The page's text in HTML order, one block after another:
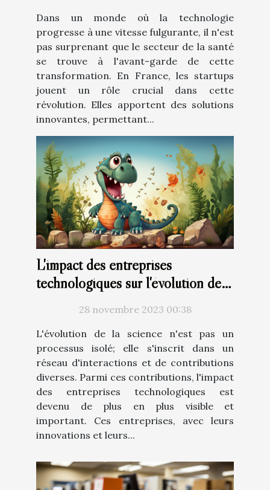
Dans un monde où la technologie
progresse à une vitesse fulgurante, il n'est
pas surprenant que le secteur de la santé
se trouve à l'avant-garde de cette
transformation. En France, les startups
jouent un rôle crucial dans cette
révolution. Elles apportent des solutions
innovantes, permettant...
L'impact des entreprises
technologiques sur l'évolution de
la science28 novembre 2023 00:38
L'évolution de la science n'est pas un
processus isolé; elle s'inscrit dans un
réseau d'interactions et de contributions
diverses. Parmi ces contributions, l'impact
des entreprises technologiques est
devenu de plus en plus visible et
important. Ces entreprises, avec leurs
innovations et leurs...